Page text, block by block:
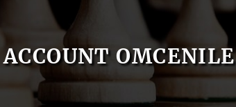
ACCOUNT OMCENILE